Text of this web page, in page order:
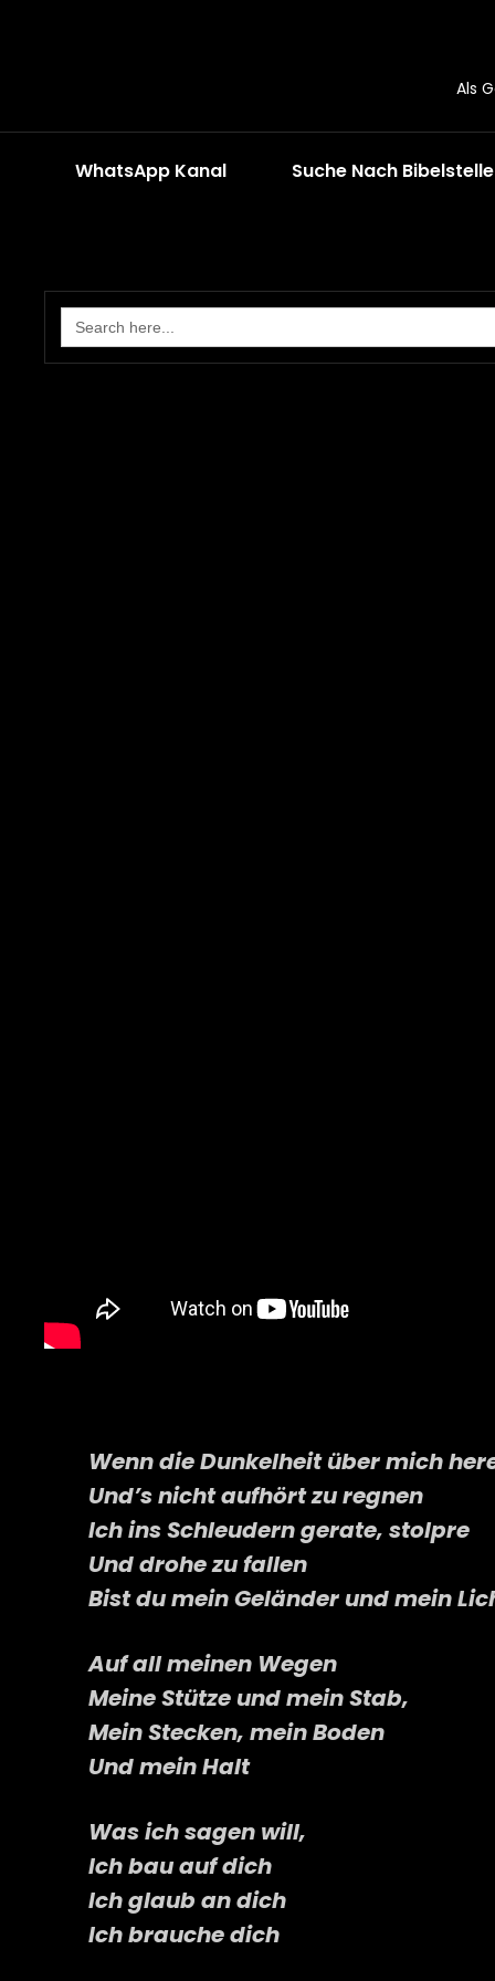
Als
WhatsApp Kanal Suche Nach
Search
for:
Wenn die Dunkelheit über mich
Und’s nicht aufhört zu regnen
Ich ins Schleudern gerate, stolpre
Und drohe zu fallen
Bist du mein Geländer und mein
Auf all meinen Wegen
Meine Stütze und mein Stab,
Mein Stecken, mein Boden
Und mein Halt
Was ich sagen will,
Ich bau auf dich
Ich glaub an dich
Ich brauche dich